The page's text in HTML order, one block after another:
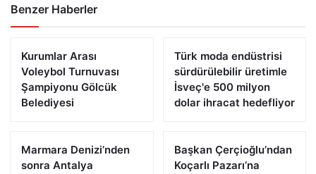
Benzer Haberler
Kurumlar Arası
Voleybol Turnuvası
Şampiyonu Gölcük
Belediyesi
Türk moda endüstrisi
sürdürülebilir üretimle
İsveç'e 500 milyon
dolar ihracat hedefliyor
Marmara Denizi’nden
sonra Antalya
Başkan Çerçioğlu’ndan
Koçarlı Pazarı’na